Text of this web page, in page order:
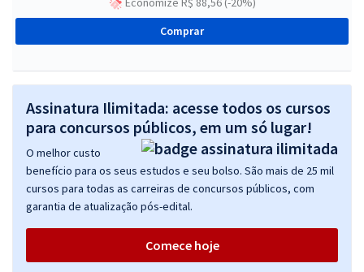
Comprar
Assinatura Ilimitada: acesse todos os cursos
para concursos públicos, em um só lugar!
O melhor custo
benefício para os seus estudos e seu bolso. São mais de 25 mil
cursos para todas as carreiras de concursos públicos, com
garantia de atualização pós-edital.
Comece hoje